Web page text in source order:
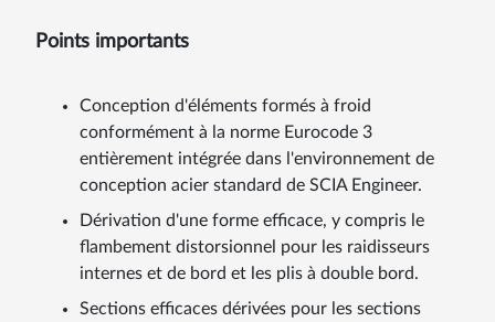
Points importants
Conception d'éléments formés à froid
conformément à la norme Eurocode 3
entièrement intégrée dans l'environnement de
conception acier standard de SCIA Engineer.
Dérivation d'une forme efficace, y compris le
flambement distorsionnel pour les raidisseurs
internes et de bord et les plis à double bord.
Sections efficaces dérivées pour les sections